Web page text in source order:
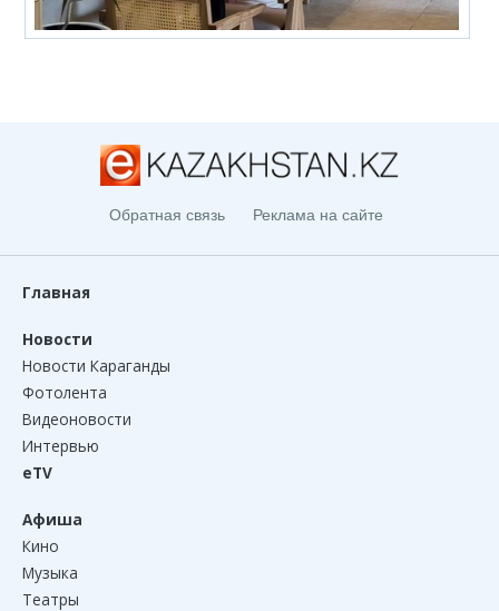
Обратная связь Реклама на сайте
Главная
Новости
Новости Караганды
Фотолента
Видеоновости
Интервью
eTV
Афиша
Кино
Музыка
Театры